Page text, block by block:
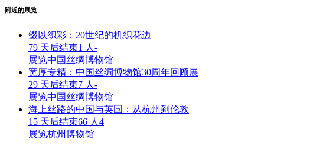
附近的展览
缀以织彩：20世纪的机织花边
79 天后结束1 人 -
展览中国丝绸博物馆
宽厚专精：中国丝绸博物馆30周年回顾展
29 天后结束7 人 -
展览中国丝绸博物馆
海上丝路的中国与英国：从杭州到伦敦
15 天后结束66 人 4
展览杭州博物馆